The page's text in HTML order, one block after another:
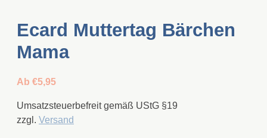
Ecard Muttertag Bärchen
Mama
Ab €5,95
Umsatzsteuerbefreit gemäß UStG §19
zzgl. Versand